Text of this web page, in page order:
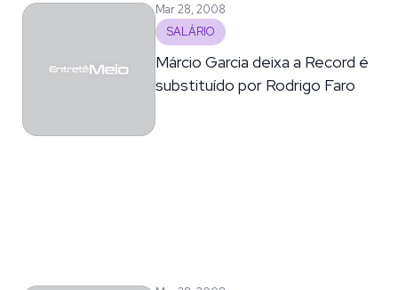
Mar 28, 2008
SALÁRIO
Márcio Garcia deixa a Record é
substituído por Rodrigo Faro